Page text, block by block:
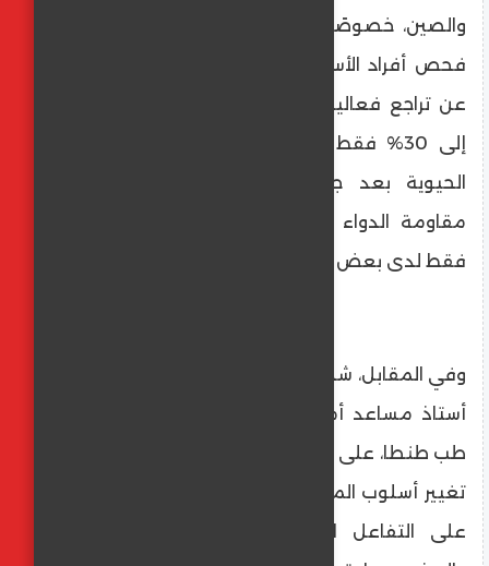
والصين، خصوصًا للعاملين في المطاعم، مع
فحص أفراد الأسرة عند إصابة أحدهم. وكشف
عن تراجع فعالية بعض البروتوكولات العلاجية
إلى 30% فقط نتيجة الإفراط في المضادات
الحيوية بعد جائحة كورونا، محذرًا من أن
مقاومة الدواء قد تعني اعتماد بروتوكولين
فقط لدى بعض المرضى في المستقبل.
وفي المقابل، شدد الدكتور محمد مختار مبروك،
أستاذ مساعد أمراض الباطنة والمناظير بكلية
طب طنطا، على أن ما يميز مؤتمر هذا العام هو
تغيير أسلوب المناقشات بين الأطباء، مع التركيز
على التفاعل المباشر بين مقدمي الحالات